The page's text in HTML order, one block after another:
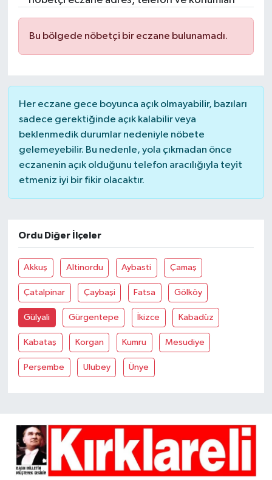
Bu bölgede nöbetçi bir eczane bulunamadı.
Her eczane gece boyunca açık olmayabilir, bazıları
sadece gerektiğinde açık kalabilir veya
beklenmedik durumlar nedeniyle nöbete
gelemeyebilir. Bu nedenle, yola çıkmadan önce
eczanenin açık olduğunu telefon aracılığıyla teyit
etmeniz iyi bir fikir olacaktır.
Ordu Diğer İlçeler
Akkuş Altinordu Aybasti Çamaş
Çatalpinar Çaybaşi Fatsa Gölköy
Gülyali Gürgentepe İkizce Kabadüz
Kabataş Korgan Kumru Mesudiye
Perşembe Ulubey Ünye